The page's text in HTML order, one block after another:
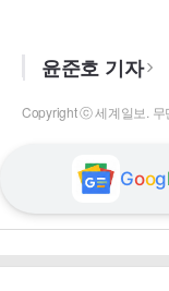
윤준호 기자
Copyright ⓒ 세계일보. 무
Googl